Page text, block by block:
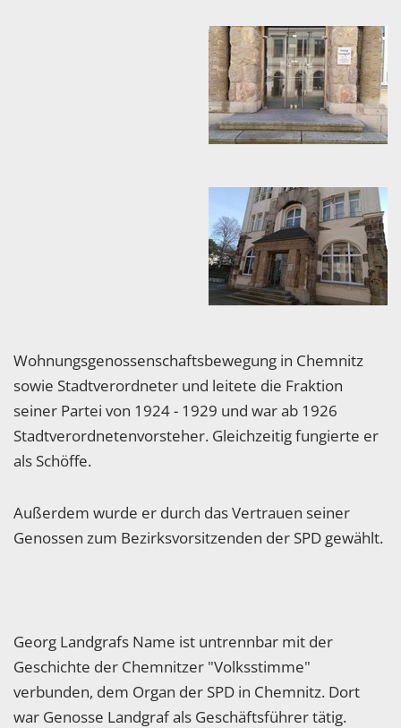
Wohnungsgenossenschaftsbewegung in Chemnitz
sowie Stadtverordneter und leitete die Fraktion
seiner Partei von 1924 - 1929 und war ab 1926
Stadtverordnetenvorsteher. Gleichzeitig fungierte er
als Schöffe.
Außerdem wurde er durch das Vertrauen seiner
Genossen zum Bezirksvorsitzenden der SPD gewählt.
Georg Landgrafs Name ist untrennbar mit der
Geschichte der Chemnitzer "Volksstimme"
verbunden, dem Organ der SPD in Chemnitz. Dort
war Genosse Landgraf als Geschäftsführer tätig.